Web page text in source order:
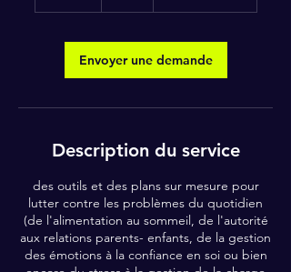
i
n
Envoyer une demande
Description du service
des outils et des plans sur mesure pour
lutter contre les problèmes du quotidien
(de l'alimentation au sommeil, de l'autorité
aux relations parents- enfants, de la gestion
des émotions à la confiance en soi ou bien